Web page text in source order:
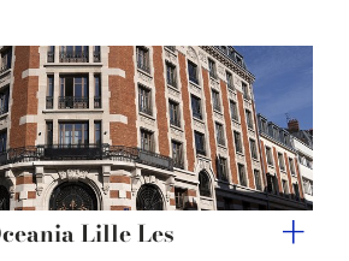
Lille Les